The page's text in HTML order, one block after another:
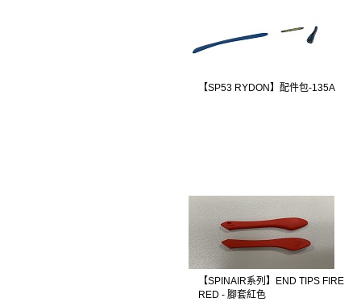
【SP53 RYDON】配件包-135A
【SPINAIR系列】END TIPS FIRE
RED - 腳套紅色